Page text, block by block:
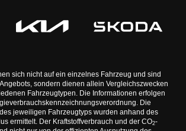
sich nicht auf ein einzelnes Fahrzeug und sind
sondern dienen allein Vergleichszwecken
Fahrzeugtypen. Die Informationen erfolgen
Die
jeweiligen Fahrzeugtyps wurden anhand des
ermittelt. Der Kraftstoffverbrauch und der CO2-